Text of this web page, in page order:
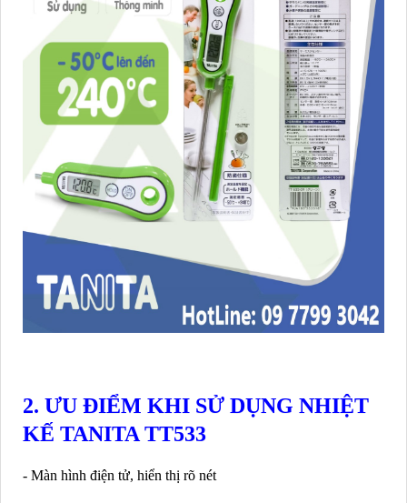
2.ƯU ĐIỂM KHI SỬ DỤNG NHIỆT
KẾ TANITA TT533
- Màn hình điện tử, hiển thị rõ nét